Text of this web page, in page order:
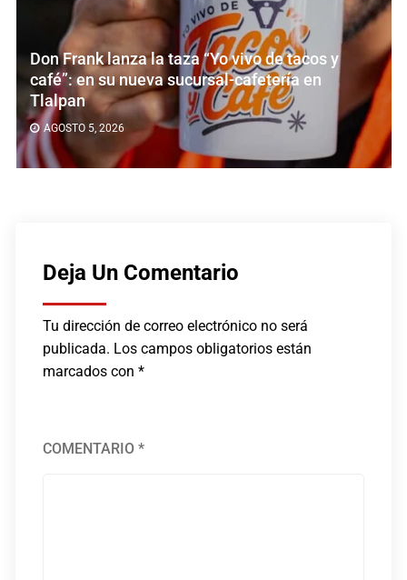
vivo de tacos y
cafetería en
Sal e Brasa Coapa:
brasileño y los racks de
AGOSTO 5, 2026
Deja Un Comentario
Tu dirección de correo electrónico no será
publicada. Los campos obligatorios están
marcados con*
COMENTARIO*